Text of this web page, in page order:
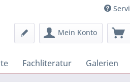
Mein Konto
Fachliteratur Galerien